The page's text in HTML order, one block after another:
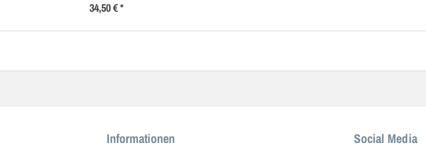
34,50 € *
Informationen Social Media